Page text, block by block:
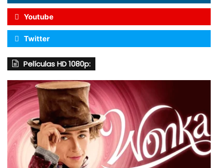
Youtube
Twitter
Películas HD 1080p: